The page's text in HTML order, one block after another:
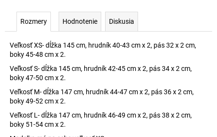
Rozmery Hodnotenie Diskusia
Veľkosť XS- dĺžka 145 cm, hrudník 40-43 cm x 2, pás 32 x 2 cm,
boky 45-48 cm x 2.
Veľkosť S- dĺžka 145 cm, hrudník 42-45 cm x 2, pás 34 x 2 cm,
boky 47-50 cm x 2.
Veľkosť M- dĺžka 147 cm, hrudník 44-47 cm x 2, pás 36 x 2 cm,
boky 49-52 cm x 2.
Veľkosť L- dĺžka 147 cm, hrudník 46-49 cm x 2, pás 38 x 2 cm,
boky 51-54 cm x 2.